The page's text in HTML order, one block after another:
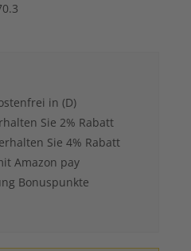
in (D)
Sie 2% Rabatt
Sie 4% Rabatt
Amazon pay
Bonuspunkte